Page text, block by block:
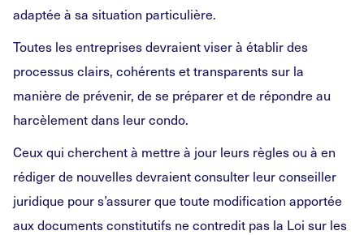
adaptée à sa situation particulière.
Toutes les entreprises devraient viser à établir des
processus clairs, cohérents et transparents sur la
manière de prévenir, de se préparer et de répondre au
harcèlement dans leur condo.
Ceux qui cherchent à mettre à jour leurs règles ou à en
rédiger de nouvelles devraient consulter leur conseiller
juridique pour s’assurer que toute modification apportée
aux documents constitutifs ne contredit pas la Loi sur les